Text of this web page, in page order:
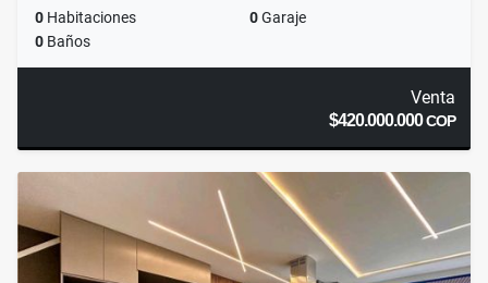
0 Habitaciones 0Garaje
0 Baños
Venta
$420.000.000COP